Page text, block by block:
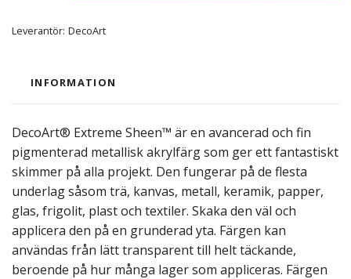
Leverantör: DecoArt
INFORMATION
DecoArt® Extreme Sheen™ är en avancerad och fin
pigmenterad metallisk akrylfärg som ger ett fantastiskt
skimmer på alla projekt. Den fungerar på de flesta
underlag såsom trä, kanvas, metall, keramik, papper,
glas, frigolit, plast och textiler. Skaka den väl och
applicera den på en grunderad yta. Färgen kan
användas från lätt transparent till helt täckande,
beroende på hur många lager som appliceras. Färgen